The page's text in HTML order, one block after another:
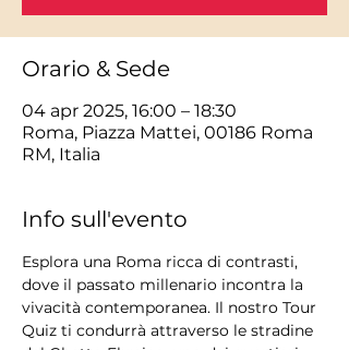
Orario & Sede
04 apr 2025, 16:00 – 18:30
Roma, Piazza Mattei, 00186 Roma
RM, Italia
Info sull'evento
Esplora una Roma ricca di contrasti,
dove il passato millenario incontra la
vivacità contemporanea. Il nostro Tour
Quiz ti condurrà attraverso le stradine